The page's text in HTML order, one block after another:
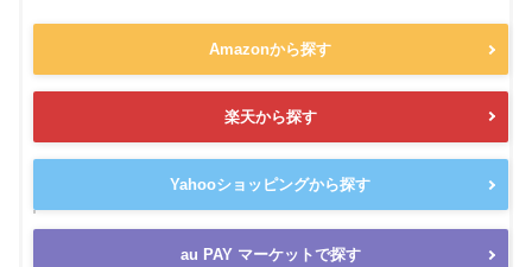
Amazonから探す
楽天から探す
Yahooショッピングから探す
au PAY マーケットで探す